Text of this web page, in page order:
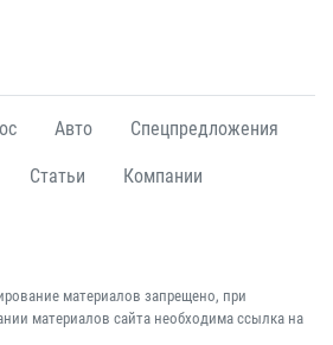
Авто Спецпредложения
Статьи Компании
материалов запрещено, при
материалов сайта необходима ссылка на